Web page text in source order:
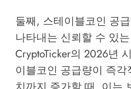
둘째, 스테이블코인 공
나타내는 신뢰할 수 있
CryptoTicker의 2026년
이블코인 공급량이 즉